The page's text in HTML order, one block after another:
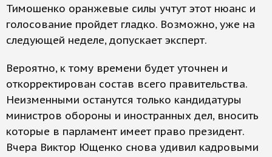
Тимошенко оранжевые силы учтут этот нюанс и
голосование пройдет гладко. Возможно, уже на
следующей неделе, допускает эксперт.
Вероятно, к тому времени будет уточнен и
откорректирован состав всего правительства.
Неизменными останутся только кандидатуры
министров обороны и иностранных дел, вносить
которые в парламент имеет право президент.
Вчера Виктор Ющенко снова удивил кадровыми